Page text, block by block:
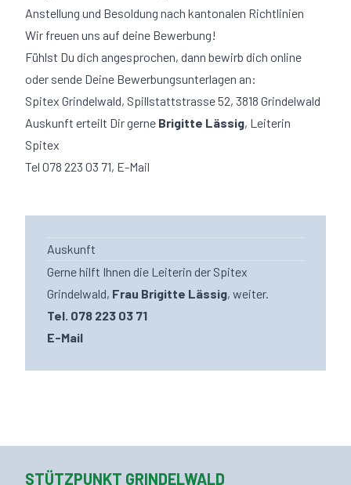
Anstellung und Besoldung nach kantonalen Richtlinien
Wir freuen uns auf deine Bewerbung!
Fühlst Du dich angesprochen, dann bewirb dich online
oder sende Deine Bewerbungsunterlagen an:
Spitex Grindelwald, Spillstattstrasse 52, 3818 Grindelwald
Auskunft erteilt Dir gerne Brigitte Lässig, Leiterin
Spitex
Tel 078 223 03 71, E-Mail
Auskunft
Gerne hilft Ihnen die Leiterin der Spitex
Grindelwald, Frau Brigitte Lässig, weiter.
Tel. 078 223 03 71
E-Mail
STÜTZPUNKT GRINDELWALD